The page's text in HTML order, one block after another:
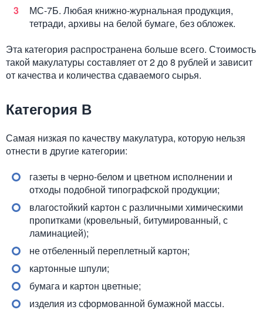
МС-7Б. Любая книжно-журнальная продукция,
тетради, архивы на белой бумаге, без обложек.
Эта категория распространена больше всего. Стоимость
такой макулатуры составляет от 2 до 8 рублей и зависит
от качества и количества сдаваемого сырья.
Категория В
Самая низкая по качеству макулатура, которую нельзя
отнести в другие категории:
газеты в черно-белом и цветном исполнении и
отходы подобной типографской продукции;
влагостойкий картон с различными химическими
пропитками (кровельный, битумированный, с
ламинацией);
не отбеленный переплетный картон;
картонные шпули;
бумага и картон цветные;
изделия из сформованной бумажной массы.